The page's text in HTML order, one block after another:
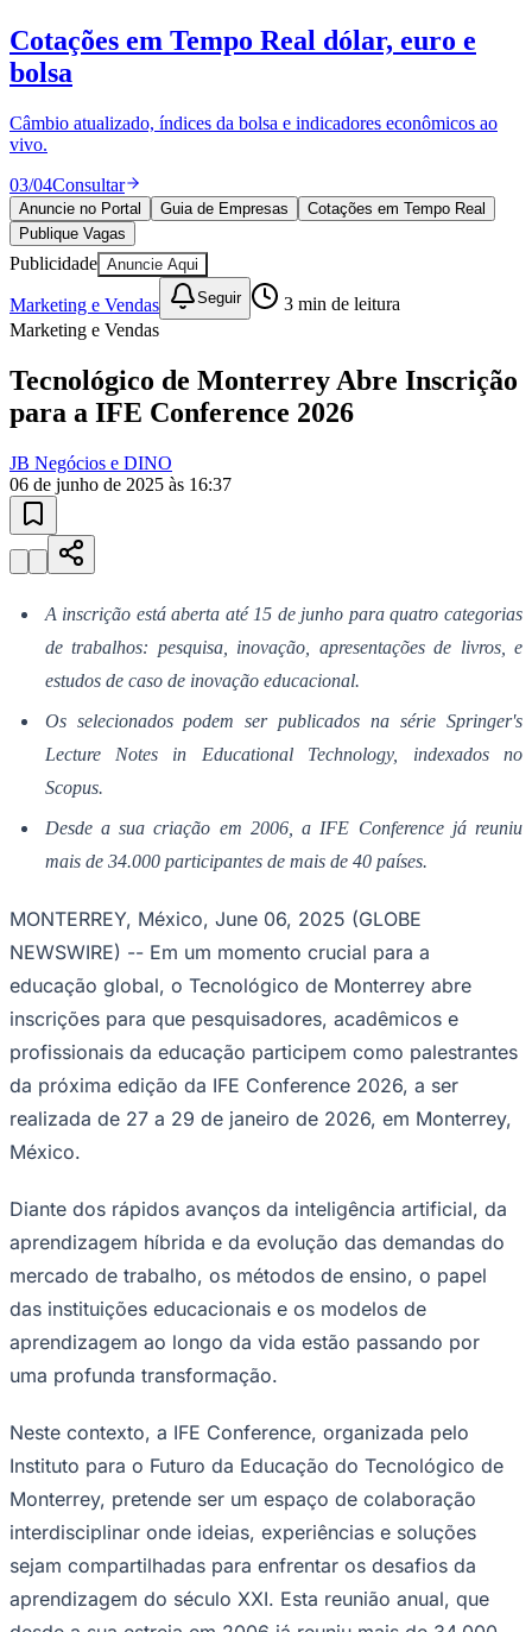
Juventude
Ceará
Publique Vagas encontre talentos
Publique vagas e encontre os melhores profissionais da região.
04/04Publicar
Anuncie no Portal
Publique Vagas
Publicidade Anuncie Aqui
Marketing e Vendas
Marketing e Vendas
Tecnológico de Monterrey Abre Inscrição
JB Negócios e DINO
06 de junho de 2025 às 16:37
A inscrição está aberta até 15 de junho para quatro categorias
estudos de caso de inovação educacional.
Scopus.
MONTERREY, México, June 06, 2025 (GLOBE
educação global, o Tecnológico de Monterrey abre
inscrições para que pesquisadores, acadêmicos e
profissionais da educação participem como palestrantes
da próxima edição da IFE Conference 2026, a ser
realizada de 27 a 29 de janeiro de 2026, em Monterrey,
México.
Diante dos rápidos avanços da inteligência artificial, da
mercado de trabalho, os métodos de ensino, o papel
das instituições educacionais e os modelos de
aprendizagem ao longo da vida estão passando por
uma profunda transformação.
Neste contexto, a IFE Conference, organizada pelo
Monterrey, pretende ser um espaço de colaboração
interdisciplinar onde ideias, experiências e soluções
sejam compartilhadas para enfrentar os desafios da
aprendizagem do século XXI. Esta reunião anual, que
desde a sua estreia em 2006 já reuniu mais de 34.000
participantes de mais de 40 países, promove o